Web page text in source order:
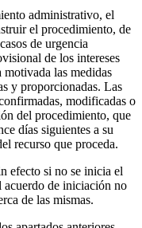
administrativo, el
el procedimiento, de
de urgencia
de los intereses
las medidas
y proporcionadas. Las
modificadas o
del procedimiento, que
días siguientes a su
recurso que proceda.
efecto si no se inicia el
de iniciación no
de las mismas.